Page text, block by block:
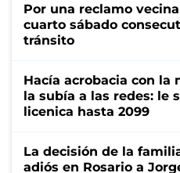
Por una reclamo
cuarto sábado
tránsito
Hacía acrobacia con la
la subía a las redes: le
licenica hasta 2099
La decisión de la
adiós en Rosario a